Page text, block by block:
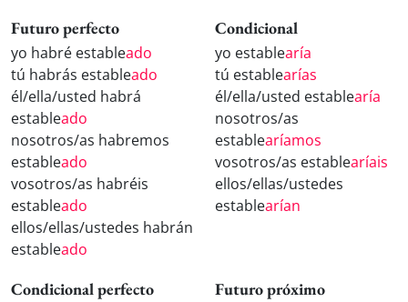
Futuro perfecto
yo habré estableado
tú habrás estableado
él/ella/usted habrá
estableado
nosotros/as habremos
estableado
vosotros/as habréis
estableado
ellos/ellas/ustedes habrán
estableado
Condicional
yo establearía
tú establearías
él/ella/usted establearía
nosotros/as
establearíamos
vosotros/as establearíais
ellos/ellas/ustedes
establearían
Condicional perfecto Futuro próximo